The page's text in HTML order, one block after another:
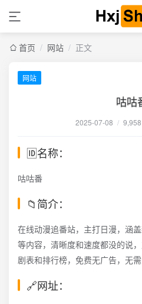
首页 / 网站 / 正文
网站
咕咕
2025-07-08 /
🆔名称：
咕咕番
📁简介：
在线动漫追番站，主打日漫，涵
等内容，清晰度和速度都没的说
剧表和排行榜，免费无广告，无需
🔗网址：